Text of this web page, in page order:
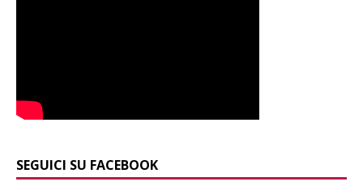
SEGUICI SU FACEBOOK